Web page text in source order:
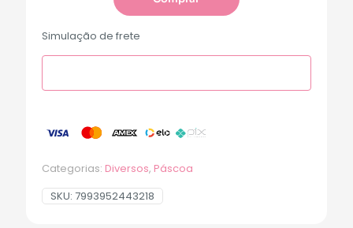
Simulação de frete
Categorias: Diversos, Páscoa
SKU: 7993952443218